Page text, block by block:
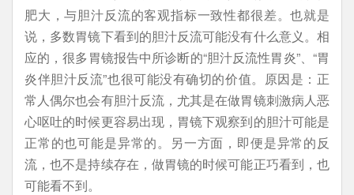
肥大，与胆汁反流的客观指标一致性都很差。也就是
说，多数胃镜下看到的胆汁反流可能没有什么意义。相
应的，很多胃镜报告中所诊断的“胆汁反流性胃炎”、“胃
炎伴胆汁反流”也很可能没有确切的价值。原因是：正
常人偶尔也会有胆汁反流，尤其是在做胃镜刺激病人恶
心呕吐的时候更容易出现，胃镜下观察到的胆汁可能是
正常的也可能是异常的。另一方面，即便是异常的反
流，也不是持续存在，做胃镜的时候可能正巧看到，也
可能看不到。